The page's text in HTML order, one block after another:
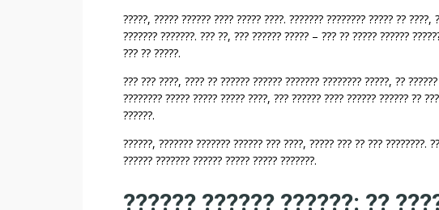
?
?????, ????? ?????? ???? ????? ????. ??????? ???????? ????? ??
??????? ???????. ??? ??, ??? ?????? ????? – ??? ?? ????? ??????
??? ?? ?????.
??? ??? ????, ???? ?? ?????? ?????? ??????? ???????? ?????, ??
???????? ????? ????? ????? ????, ??? ?????? ???? ?????? ?????? ??
??????.
??????, ??????? ??????? ?????? ??? ????, ????? ??? ?? ??? ????????.
?????? ??????? ?????? ????? ????? ???????.
?????? ?????? ??????: ??